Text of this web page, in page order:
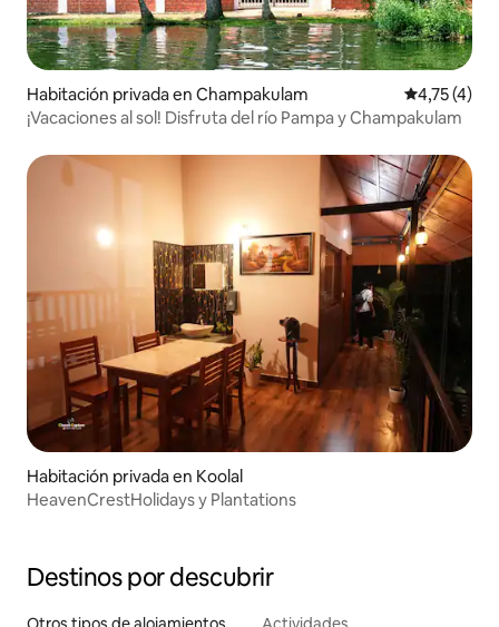
Habitación privada en Champakulam Calificación
4,75 (4)
¡Vacaciones al sol! Disfruta del río Pampa y Champakulam
Habitación privada en Koolal
HeavenCrestHolidays y Plantations
Destinos por descubrir